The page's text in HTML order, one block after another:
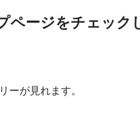
ページをチェック
ーが見れます。